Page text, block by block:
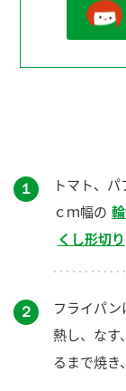
１ トマト、パ
ｃｍ幅の
くし形切り
２
フライパン
熱し、なす
るまで焼き